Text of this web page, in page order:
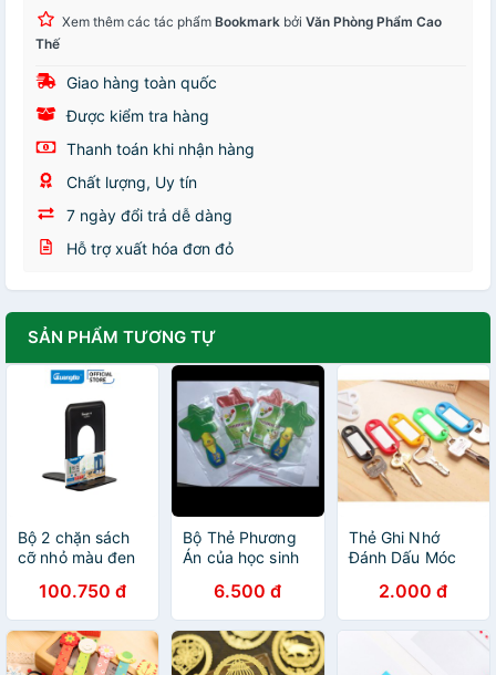
Xem thêm các tác phẩm Bookmark bởi Văn Phòng Phẩm Cao
Thế
Giao hàng toàn quốc
Được kiểm tra hàng
Thanh toán khi nhận hàng
Chất lượng, Uy tín
7 ngày đổi trả dễ dàng
Hỗ trợ xuất hóa đơn đỏ
SẢN PHẨM TƯƠNG TỰ
Bộ 2 chặn sách
cỡ nhỏ màu đen
Guangbo
WZ5935SH, SL
100.750 đ
Bộ Thẻ Phương
Án của học sinh
6.500 đ
Thẻ Ghi Nhớ
Đánh Dấu Móc
Đánh Dấu Hành
Lý
2.000 đ